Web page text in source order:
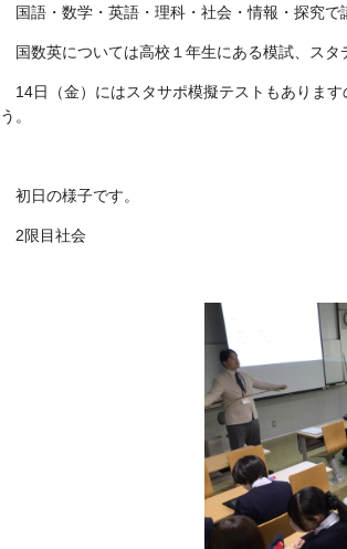
国語・数学・英語・理科・社会・情報・探究で
国数英については高校１年生にある模試、スタ
14日（金）にはスタサポ模擬テストもありま
う。
初日の様子です。
2限目社会